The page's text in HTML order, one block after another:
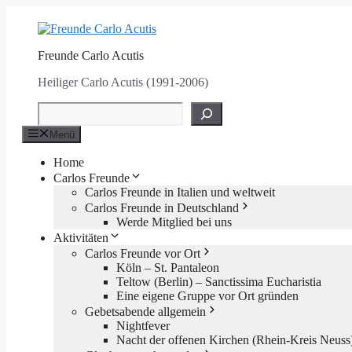
Freunde Carlo Acutis
Heiliger Carlo Acutis (1991-2006)
Suchen
Menü
Home
Carlos Freunde
Carlos Freunde in Italien und weltweit
Carlos Freunde in Deutschland
Werde Mitglied bei uns
Aktivitäten
Carlos Freunde vor Ort
Köln – St. Pantaleon
Teltow (Berlin) – Sanctissima Eucharistia
Eine eigene Gruppe vor Ort gründen
Gebetsabende allgemein
Nightfever
Nacht der offenen Kirchen (Rhein-Kreis